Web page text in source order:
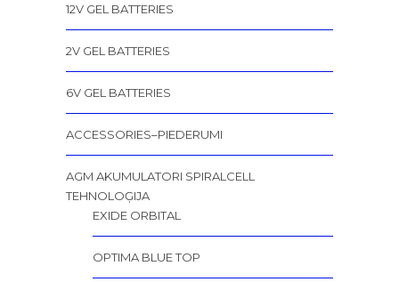
12V GEL BATTERIES
2V GEL BATTERIES
6V GEL BATTERIES
ACCESSORIES–PIEDERUMI
AGM AKUMULATORI SPIRALCELL
TEHNOLOĢIJA
EXIDE ORBITAL
OPTIMA BLUE TOP